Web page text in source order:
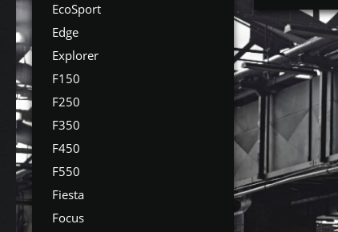
EcoSport
Edge
Explorer
F150
F250
F350
F450
F550
Fiesta
Focus